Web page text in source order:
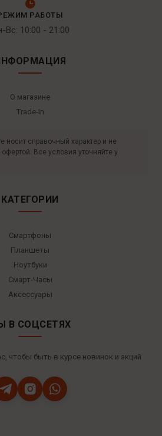
РАБОТЫ
Вс: 10:00 - 21:00
О магазине
Trade-In
носит справочный характер и не
Все условия уточняйте у
КАТЕГОРИИ
Смартфоны
Планшеты
Ноутбуки
Смарт-Часы
Аксессуары
В СОЦСЕТЯХ
чтобы быть в курсе новинок и акций